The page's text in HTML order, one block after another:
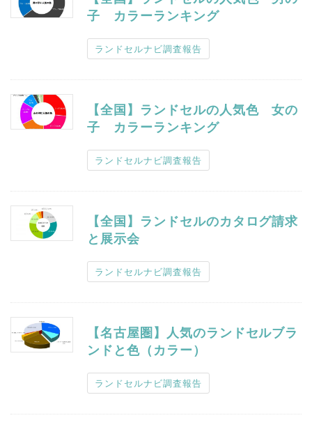
子 カラーランキング
ランドセルナビ調査報告
【全国】ランドセルの人気色 女の
子 カラーランキング
ランドセルナビ調査報告
【全国】ランドセルのカタログ請求
と展示会
ランドセルナビ調査報告
【名古屋圏】人気のランドセルブラ
ンドと色（カラー）
ランドセルナビ調査報告